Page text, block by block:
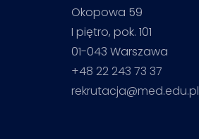
Okopowa 59
I piętro, pok. 101
01-043 Warszawa
+48 22 243 73 37
rekrutacja@med.edu.pl